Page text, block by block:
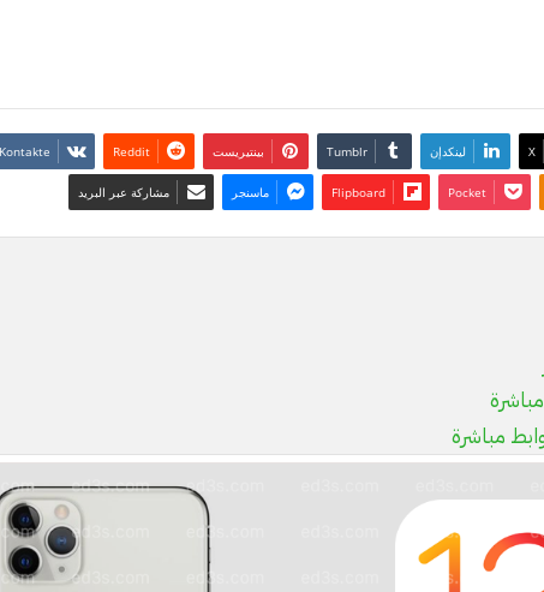
‫X لينكدإن ‏Tumblr بينتيريست ‏Reddit
‫Pocket
Flipboard ماسنجر مشاركة عبر البريد